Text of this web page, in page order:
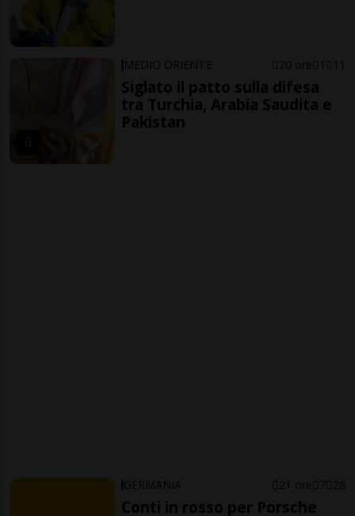
MEDIO ORIENTE 20 ore 1 11
Siglato il patto sulla difesa
tra Turchia, Arabia Saudita e
Pakistan
GERMANIA 21 ore 7 28
Conti in rosso per Porsche